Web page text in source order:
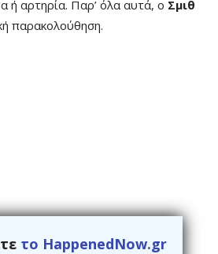
ή αρτηρία. Παρ’ όλα αυτά, ο Σμιθ
παρακολούθηση.
το HappenedNow.gr